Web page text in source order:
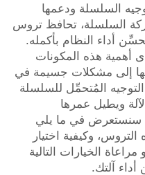
السلسلة ودعمها
السلسلة، تحافظ تروس
أداء النظام بأكمله.
أهمية هذه المكونات
إلى مشكلات جسيمة في
المُتحمِّل للسلسلة
ويطيل عمرها
سنستعرض في ما يلي
وكيفية اختيار
الخيارات التالية
أداء آلتك.